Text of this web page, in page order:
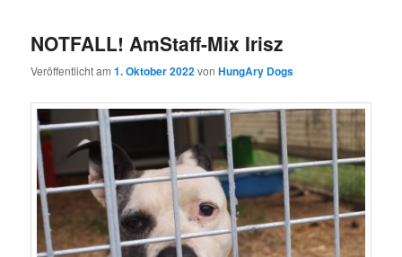
NOTFALL! AmStaff-Mix Irisz
Veröffentlicht am1. Oktober 2022vonHungAry Dogs